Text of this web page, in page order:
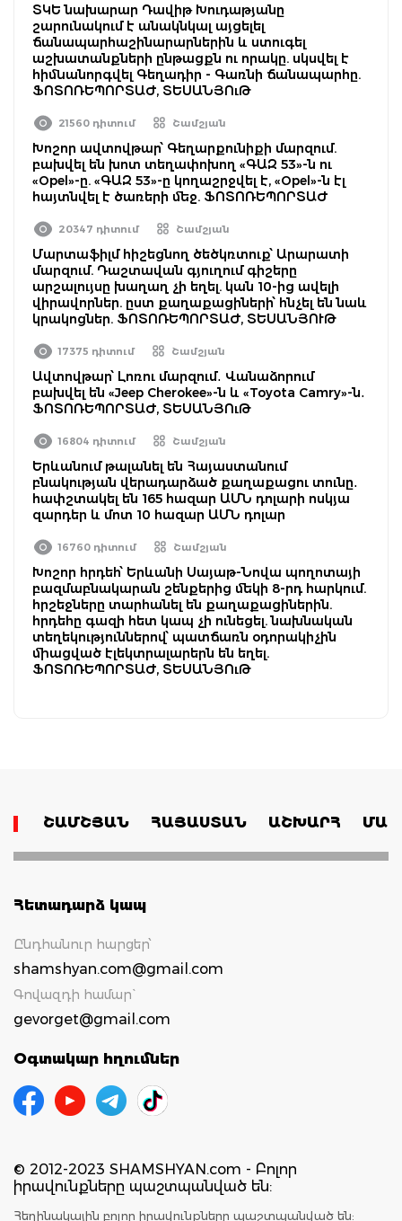
ՏԿԵ նախարար Դավիթ Խուդաթյանը
շարունակում է անակնկալ այցելել
ճանապարհաշինարարներին և ստուգել
աշխատանքների ընթացքն ու որակը. սկսվել է
հիմնանորգվել Գեղադիր - Գառնի ճանապարհը.
ՖՈՏՈՌԵՊՈՐՏԱԺ, ՏԵՍԱՆՅՈւԹ
21560 դիտում Շամշյան
Խոշոր ավտովթար՝ Գեղարքունիքի մարզում.
բախվել են խոտ տեղափոխող «ԳԱԶ 53»-ն ու
«Opel»-ը. «ԳԱԶ 53»-ը կողաշրջվել է, «Opel»-ն էլ
հայտնվել է ծառերի մեջ. ՖՈՏՈՌԵՊՈՐՏԱԺ
20347 դիտում Շամշյան
Մարտաֆիլմ հիշեցնող ծեծկռտուք՝ Արարատի
մարզում. Դաշտավան գյուղում գիշերը
արշալույսը խաղաղ չի եղել. կան 10-ից ավելի
վիրավորներ. ըստ քաղաքացիների՝ հնչել են նաև
կրակոցներ. ՖՈՏՈՌԵՊՈՐՏԱԺ, ՏԵՍԱՆՅՈՒԹ
17375 դիտում Շամշյան
Ավտովթար՝ Լոռու մարզում․ Վանաձորում
բախվել են «Jeep Cherokee»-ն և «Toyota Camry»-ն․
ՖՈՏՈՌԵՊՈՐՏԱԺ, ՏԵՍԱՆՅՈւԹ
16804 դիտում Շամշյան
Երևանում թալանել են Հայաստանում
բնակության վերադարձած քաղաքացու տունը․
հափշտակել են 165 հազար ԱՄՆ դոլարի ոսկյա
զարդեր և մոտ 10 հազար ԱՄՆ դոլար
16760 դիտում Շամշյան
Խոշոր հրդեհ՝ Երևանի Սայաթ-Նովա պողոտայի
բազմաբնակարան շենքերից մեկի 8-րդ հարկում.
հրշեջները տարհանել են քաղաքացիներին.
հրդեհը գազի հետ կապ չի ունեցել. նախնական
տեղեկություններով՝ պատճառն օդորակիչին
միացված էլեկտրալարերն են եղել.
ՖՈՏՈՌԵՊՈՐՏԱԺ, ՏԵՍԱՆՅՈւԹ
ՇԱՄՇՅԱՆ ՀԱՅԱՍՏԱՆ ԱՇԽԱՐՀ
Հետադարձ կապ
Ընդհանուր հարցեր՝
shamshyan.com@gmail.com
Գովազդի համար`
gevorget@gmail.com
Օգտակար հղումներ
© 2012-2023 SHAMSHYAN.com - Բոլոր
իրավունքները պաշտպանված են:
Հեղինակային բոլոր իրավունքները պաշտպանված են: